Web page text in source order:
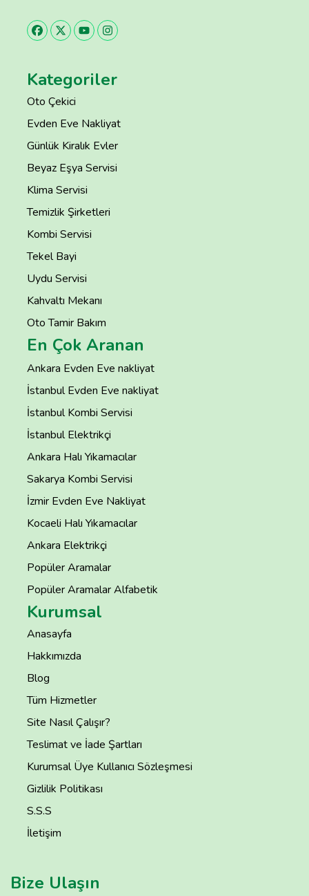
Kategoriler
Oto Çekici
Evden Eve Nakliyat
Günlük Kiralık Evler
Beyaz Eşya Servisi
Klima Servisi
Temizlik Şirketleri
Kombi Servisi
Tekel Bayi
Uydu Servisi
Kahvaltı Mekanı
Oto Tamir Bakım
En Çok Aranan
Ankara Evden Eve nakliyat
İstanbul Evden Eve nakliyat
İstanbul Kombi Servisi
İstanbul Elektrikçi
Ankara Halı Yıkamacılar
Sakarya Kombi Servisi
İzmir Evden Eve Nakliyat
Kocaeli Halı Yıkamacılar
Ankara Elektrikçi
Popüler Aramalar
Popüler Aramalar Alfabetik
Kurumsal
Anasayfa
Hakkımızda
Blog
Tüm Hizmetler
Site Nasıl Çalışır?
Teslimat ve İade Şartları
Kurumsal Üye Kullanıcı Sözleşmesi
Gizlilik Politikası
S.S.S
İletişim
Bize Ulaşın